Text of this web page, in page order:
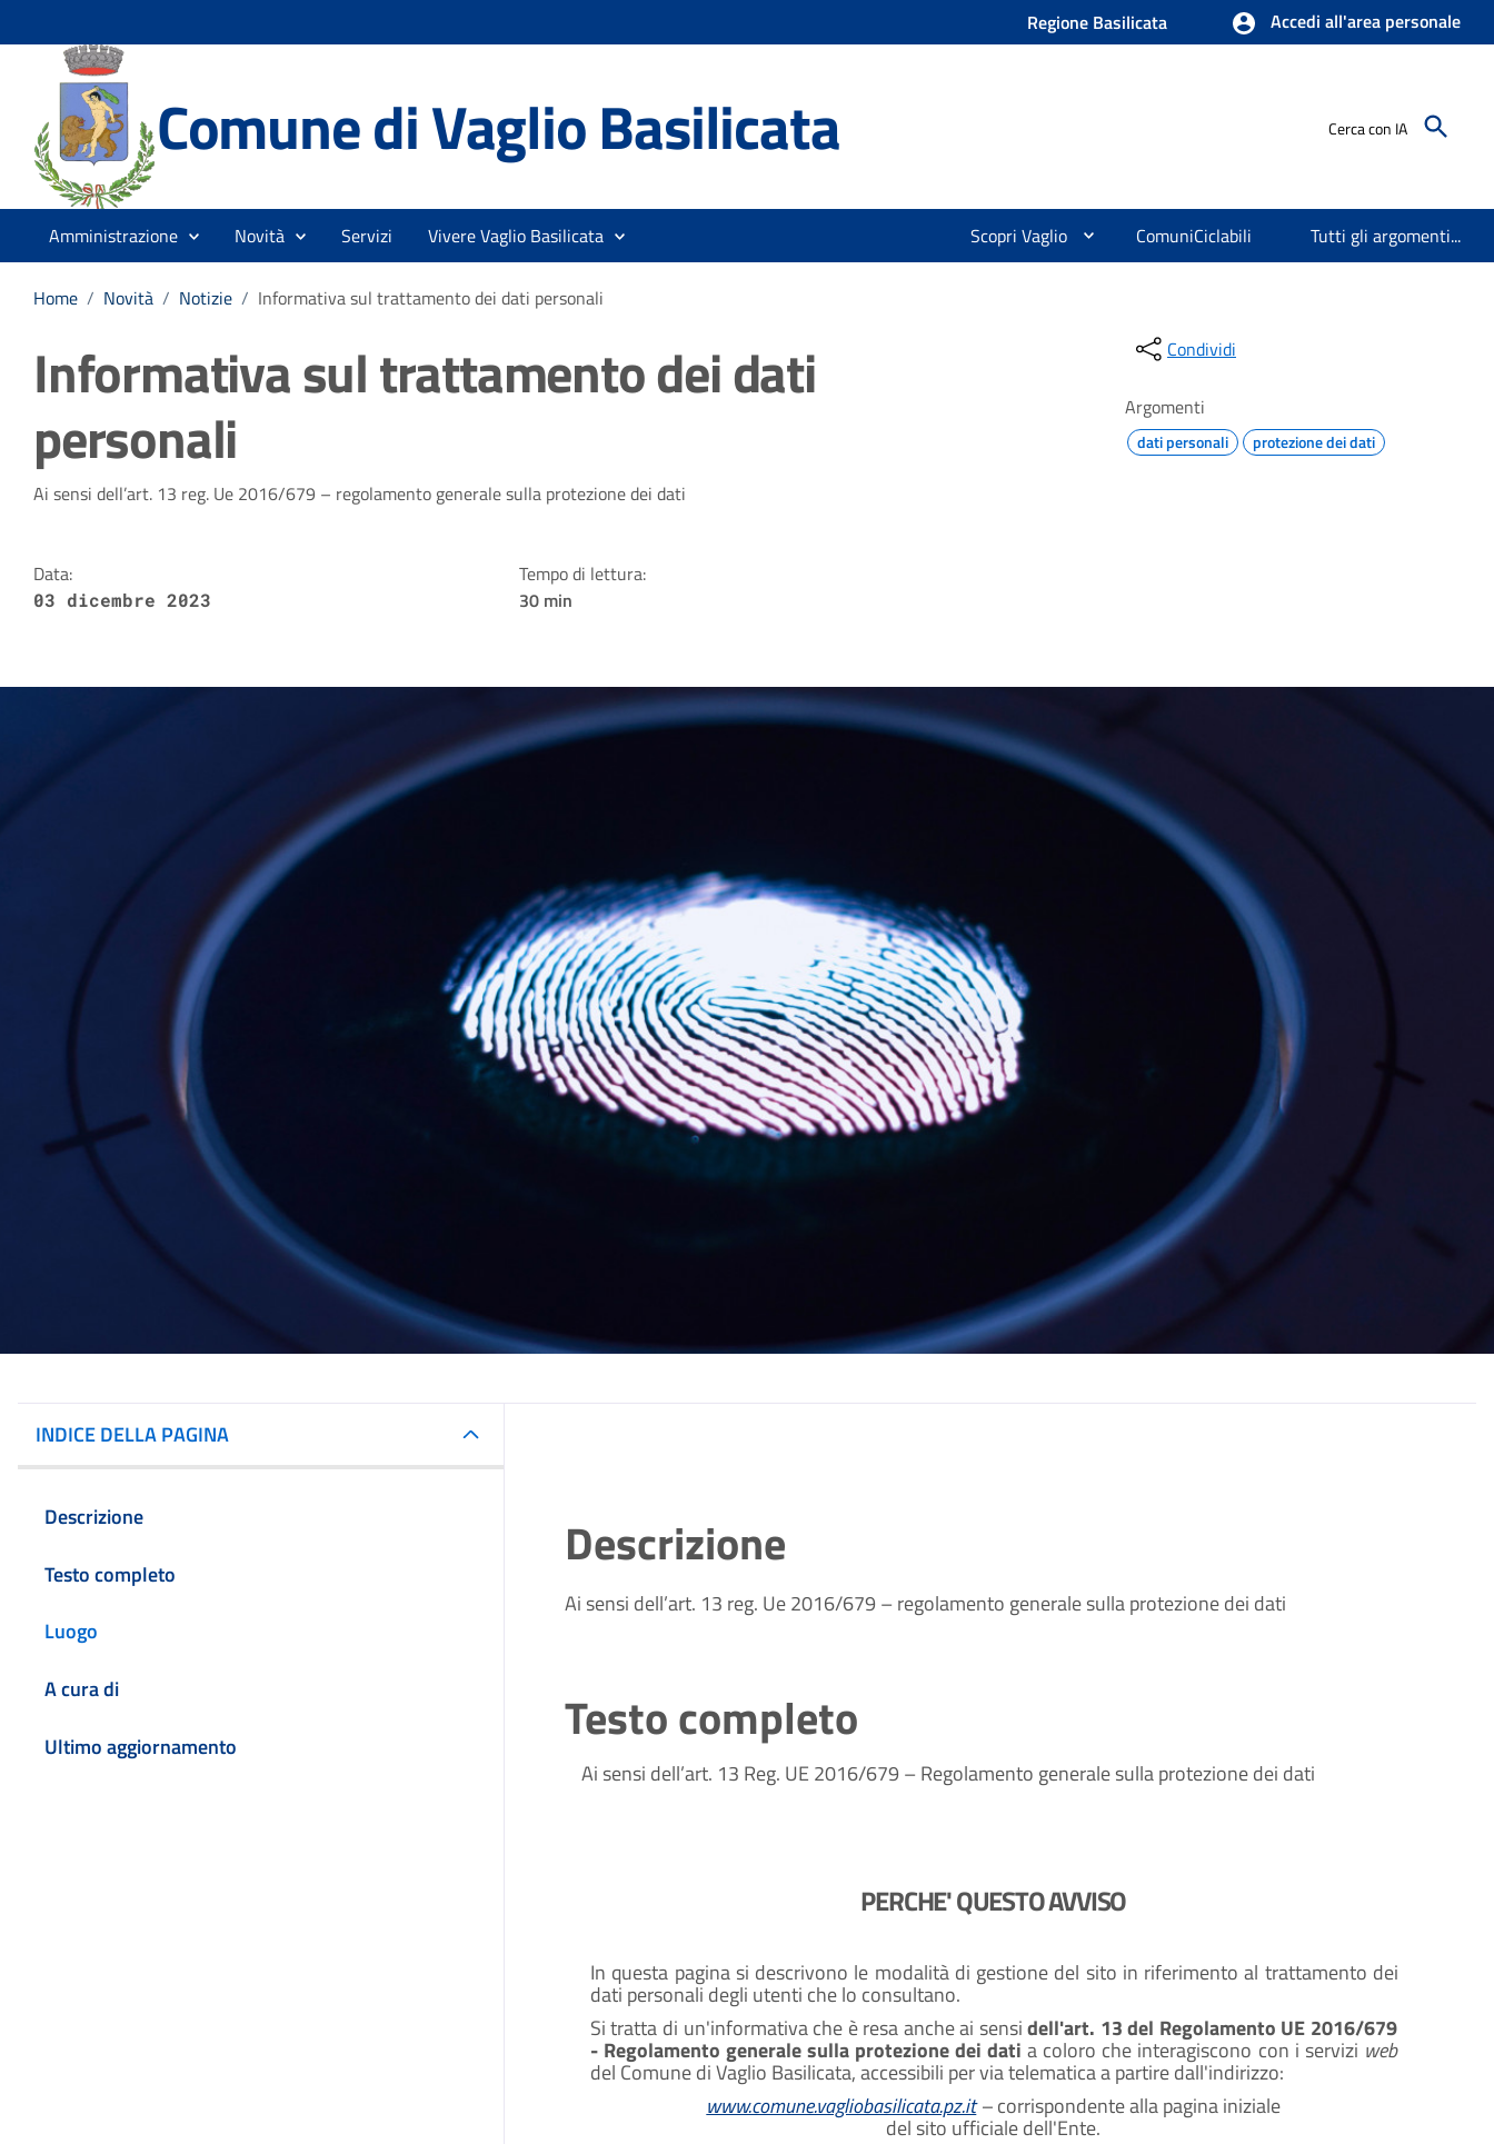
Regione Basilicata Accedi all'area personale
Comune di Vaglio Basilicata Cerca con IA
Amministrazione Novità Servizi Vivere Vaglio Basilicata Scopri Vaglio ComuniCiclabili Tutti gli argomenti...
Home / Novità / Notizie / Informativa sul trattamento dei dati personali
Informativa sul trattamento dei dati
personali
Dettagli della notizia
Ai sensi dell’art. 13 reg. Ue 2016/679 – regolamento generale sulla protezione dei dati
Data:
03 dicembre 2023
Tempo di lettura:
30 min
Condividi
Argomenti
dati personali protezione dei dati
INDICE DELLA PAGINA
Descrizione
Testo completo
Luogo
A cura di
Ultimo aggiornamento
Descrizione
Ai sensi dell’art. 13 reg. Ue 2016/679 – regolamento generale sulla protezione dei dati
Testo completo
Ai sensi dell’art. 13 Reg. UE 2016/679 – Regolamento generale sulla protezione dei dati
PERCHE' QUESTO AVVISO
In questa pagina si descrivono le modalità di gestione del sito in riferimento al trattamento dei
dati personali degli utenti che lo consultano.
Si tratta di un'informativa che è resa anche ai sensidell'art. 13 del Regolamento UE 2016/679
- Regolamento generale sulla protezione dei datia coloro che interagiscono con i servizi web
del Comune di Vaglio Basilicata, accessibili per via telematica a partire dall'indirizzo:
www.comune.vagliobasilicata.pz.it –corrispondente alla pagina iniziale
del sito ufficiale dell'Ente.